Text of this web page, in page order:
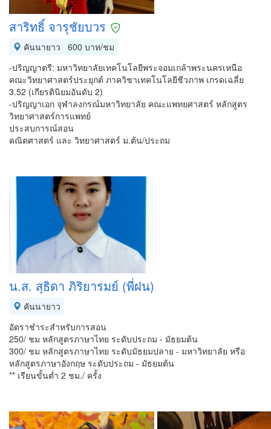
สาริทธิ์ จารุชัยบวร
คันนายาว
600 บาท/ชม
-ปริญญาตรี: มหาวิทยาลัยเทคโนโลยีพระจอมเกล้าพระนครเหนือ
คณะวิทยาศาสตร์ประยุกต์ ภาควิชาเทคโนโลยีชีวภาพ เกรดเฉลี่ย
3.52 (เกียรตินิยมอันดับ 2)
-ปริญญาเอก จุฬาลงกรณ์มหาวิทยาลัย คณะแพทยศาสตร์ หลักสูตร
วิทยาศาสตร์การแพทย์
ประสบการณ์สอน
คณิตศาสตร์ และ วิทยาศาสตร์ ม.ต้น/ประถม
น.ส. สุธิดา ภิริยารมย์ (พี่ฝน)
คันนายาว
อัตราชำระสำหรับการสอน
250/ ชม หลักสูตรภาษาไทย ระดับประถม - มัธยมต้น
300/ ชม หลักสูตรภาษาไทย ระดับมัธยมปลาย - มหาวิทยาลัย หรือ
หลักสูตรภาษาอังกฤษ ระดับประถม - มัธยมต้น
** เรียนขั้นต่ำ 2 ชม./ ครั้ง